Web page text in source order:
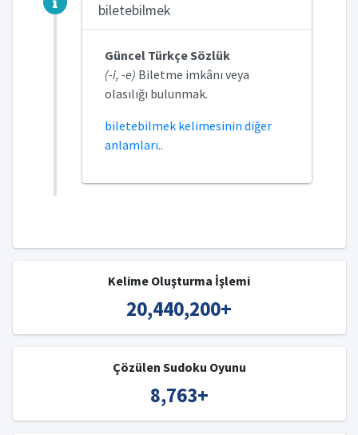
biletebilmek
Güncel Türkçe Sözlük
(-i, -e) Biletme imkânı veya
olasılığı bulunmak.
biletebilmek kelimesinin diğer
anlamları..
Kelime Oluşturma İşlemi
20,440,200+
Çözülen Sudoku Oyunu
8,763+